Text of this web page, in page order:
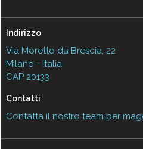
Indirizzo
Via Moretto da Brescia, 22
Milano - Italia
CAP 20133
Contatti
Contatta il nostro team per